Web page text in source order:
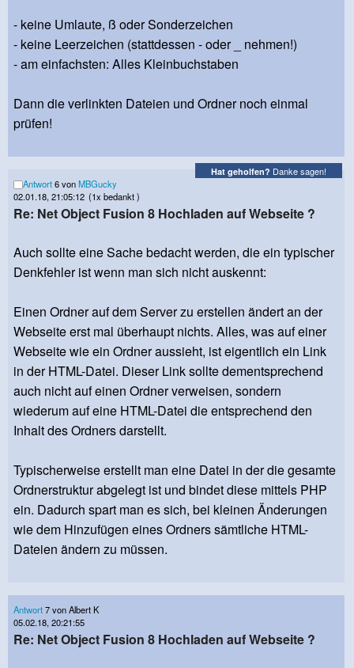
- keine Umlaute, ß oder Sonderzeichen
- keine Leerzeichen (stattdessen - oder _ nehmen!)
- am einfachsten: Alles Kleinbuchstaben
Dann die verlinkten Dateien und Ordner noch einmal
prüfen!
Hat geholfen? Danke sagen!
Antwort6 vonMBGucky
02.01.18, 21:05:12 (1x bedankt )
Re: Net Object Fusion 8 Hochladen auf Webseite ?
Auch sollte eine Sache bedacht werden, die ein typischer
Denkfehler ist wenn man sich nicht auskennt:
Einen Ordner auf dem Server zu erstellen ändert an der
Webseite erst mal überhaupt nichts. Alles, was auf einer
Webseite wie ein Ordner aussieht, ist eigentlich ein Link
in der HTML-Datei. Dieser Link sollte dementsprechend
auch nicht auf einen Ordner verweisen, sondern
wiederum auf eine HTML-Datei die entsprechend den
Inhalt des Ordners darstellt.
Typischerweise erstellt man eine Datei in der die gesamte
Ordnerstruktur abgelegt ist und bindet diese mittels PHP
ein. Dadurch spart man es sich, bei kleinen Änderungen
wie dem Hinzufügen eines Ordners sämtliche HTML-
Dateien ändern zu müssen.
Antwort7 von Albert K
05.02.18, 20:21:55
Re: Net Object Fusion 8 Hochladen auf Webseite ?